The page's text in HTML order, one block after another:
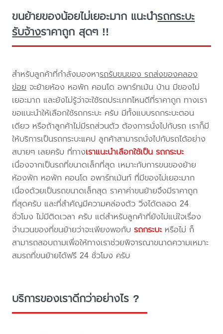
ขนย้ายของน้อยไม่เยอะมาก แนะนำรถกระบะ
รับจ้างราคาถูก สุดๆ !!
สำหรับลูกค้าที่กำลังมองหารถรับขนของ รถส่งของคลอง
ข่อย จะย้ายห้อง หอพัก คอนโด อพาร์ทเม้น บ้าน มีของไม่
เยอะมาก และยังไม่รู้ว่าจะใช้รถประเภทไหนดีที่ราคาถูก ทางเรา
ขอแนะนำให้เลือกใช้รถกระบะ ครับ มีทั้งแบบรถกระบะตอน
เดียว หรือถ้าลูกค้าไม่มีรถส่วนตัว ต้องการนั่งไปกับรถ เราก็มี
ให้บริการเป็นรถกระบะแคป ลูกค้าสามารถนั่งไปกับรถได้อย่าง
สบายๆ เลยครับ ที่ทางเราแนะนำเลือกใช้เป็น รถกระบะ
เนื่องจากเป็นรถที่ขนาดเล็กที่สุด เหมาะกับการขนของย้าย
ห้องพัก หอพัก คอนโด อพาร์ทเม้นท์ ที่มีของไม่เยอะมาก
เนื่องด้วยเป็นรถขนาดเล็กสุด ราคาค่าขนย้ายจึงมีราคาถูก
ที่สุดครับ และที่สำคัญมีความคล่องตัว วิ่งได้ตลอด 24
ชั่วโมง ไม่มีติดเวลา ครับ แต่สำหรับลูกค้าที่ยังไม่แน่ใจเรื่อง
จำนวนของที่ขนย้ายว่าจะเพียงพอกับรถกระบะ หรือไม่ ก็
สามารถสอบถามเพื่อให้ทางเราช่วยพิจารณาขนาดความเหมาะ
สมรถที่ขนย้ายได้ฟรี 24 ชั่วโมง ครับ
บริการของเราดีกว่าอย่างไร ?